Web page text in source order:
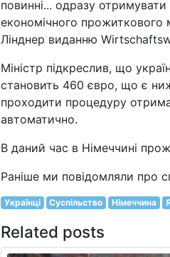
повинні... одразу
економічного прожиткового
Лінднер виданню
Міністр підкреслив, що
становить 460 євро, що є
проходити процедуру
автоматично.
В даний час в Німеччині
Раніше ми повідомляли про
Українці Суспільство Німеччина
Related posts